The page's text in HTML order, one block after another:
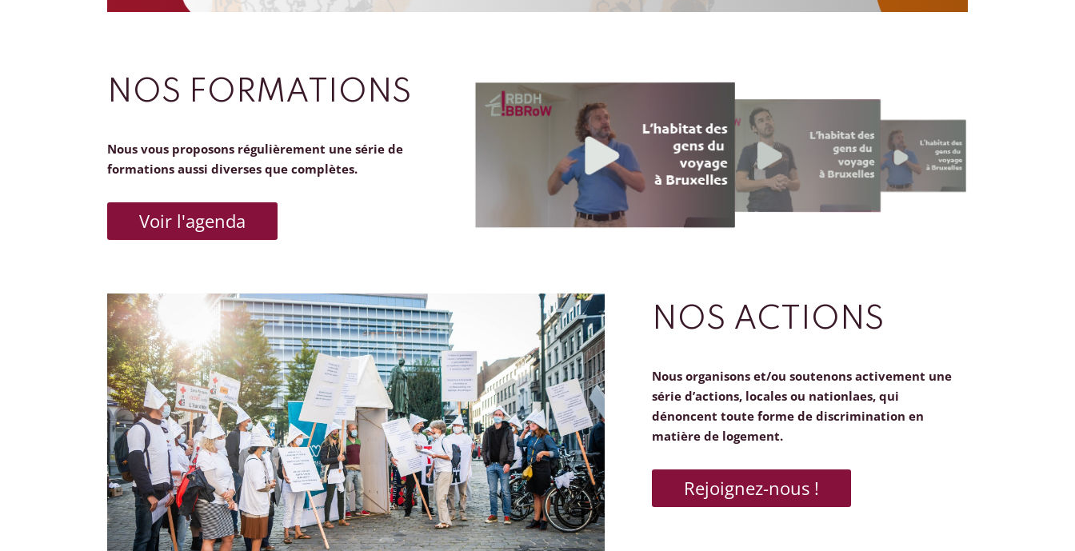
NOS FORMATIONS
Nous vous proposons régulièrement une série de
formations aussi diverses que complètes.
Voir l'agenda
NOS ACTIONS
Nous organisons et/ou soutenons activement une
série d’actions, locales ou nationlaes, qui
dénoncent toute forme de discrimination en
matière de logement.
Rejoignez-nous !